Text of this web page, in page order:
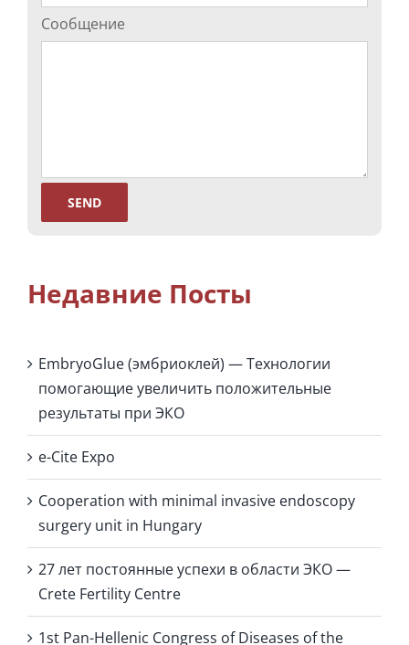
Сообщение
Недавние Посты
EmbryoGlue (эмбриоклей) — Технологии
помогающие увеличить положительные
результаты при ЭКО
e-Cite Expo
Cooperation with minimal invasive endoscopy
surgery unit in Hungary
27 лет постоянные успехи в области ЭКО —
Crete Fertility Centre
1st Pan-Hellenic Congress of Diseases of the